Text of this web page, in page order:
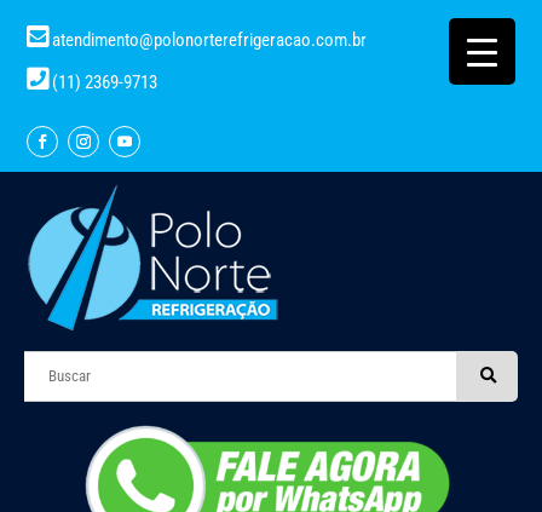
atendimento@polonorterefrigeracao.com.br
(11) 2369-9713